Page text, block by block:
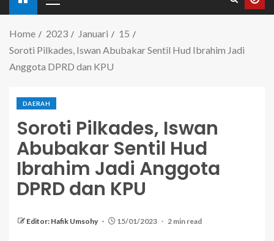
Home 2023 Januari
15
Soroti Pilkades, Iswan Abubakar Sentil Hud Ibrahim Jadi
Anggota DPRD dan KPU
DAERAH
Soroti Pilkades, Iswan
Abubakar Sentil Hud
Ibrahim Jadi Anggota
DPRD dan KPU
Editor: Hafik Umsohy 15/01/2023 2 min read